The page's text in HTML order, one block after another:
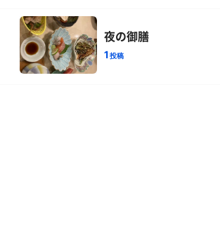
夜の御膳
1投稿